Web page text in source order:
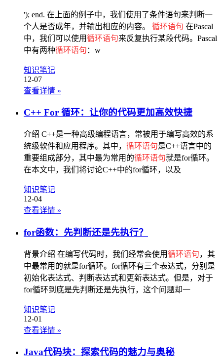
'); end. 在上面的例子中，我们使用了条件语句来判断一
个人是否成年，并输出相应的内容。 循环语句 在Pascal
中，我们可以使用循环语句来反复执行某段代码。Pascal
中有两种循环语句 ：w
知识笔记
12-07
查看详情 »
C++ For 循环：让你的代码更加高效快捷
介绍 C++是一种高级编程语言，常被用于编写高效的系
统级软件和应用程序。其中， 循环语句是C++语言中的
重要组成部分，其中最为常用的循环语句就是for循环。
在本文中，我们将讨论C++中的for循环，以及
知识笔记
12-04
查看详情 »
for函数：先判断还是先执行？
背景介绍 在编写代码时，我们经常会使用循环语句，其
中最常用的就是for循环。for循环有三个表达式，分别是
初始化表达式、判断表达式和更新表达式。但是，对于
for循环到底是先判断还是先执行，这个问题却一
知识笔记
12-01
查看详情 »
Java代码块：探索代码的魅力与奥秘